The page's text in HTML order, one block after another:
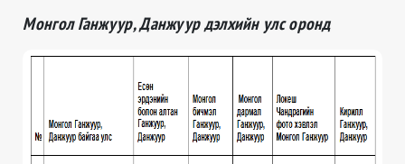
Монгол Ганжуур, Данжуур дэлхийн улс оронд